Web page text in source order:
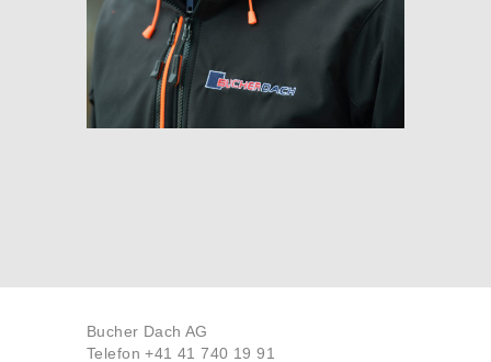
Bucher Dach AG
Telefon +41 41 740 19 91